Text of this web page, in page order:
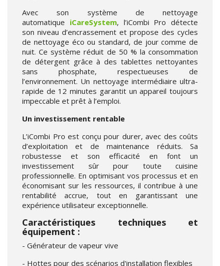
Avec son système de nettoyage
automatique iCareSystem, l’iCombi Pro détecte
son niveau d’encrassement et propose des cycles
de nettoyage éco ou standard, de jour comme de
nuit. Ce système réduit de 50 % la consommation
de détergent grâce à des tablettes nettoyantes
sans phosphate, respectueuses de
l’environnement. Un nettoyage intermédiaire ultra-
rapide de 12 minutes garantit un appareil toujours
impeccable et prêt à l’emploi.
Un investissement rentable
L’iCombi Pro est conçu pour durer, avec des coûts
d’exploitation et de maintenance réduits. Sa
robustesse et son efficacité en font un
investissement sûr pour toute cuisine
professionnelle. En optimisant vos processus et en
économisant sur les ressources, il contribue à une
rentabilité accrue, tout en garantissant une
expérience utilisateur exceptionnelle.
Caractéristiques techniques et
équipement :
- Générateur de vapeur vive
- Hottes pour des scénarios d'installation flexibles